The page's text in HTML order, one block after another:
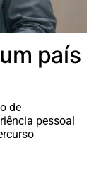
país
de
pessoal